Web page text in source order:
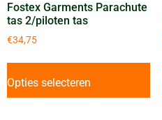
Fostex Garments Parachute
tas 2/piloten tas
€34,75
Opties selecteren